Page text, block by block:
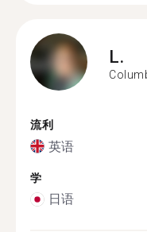
L.
流利
英语
学
日语